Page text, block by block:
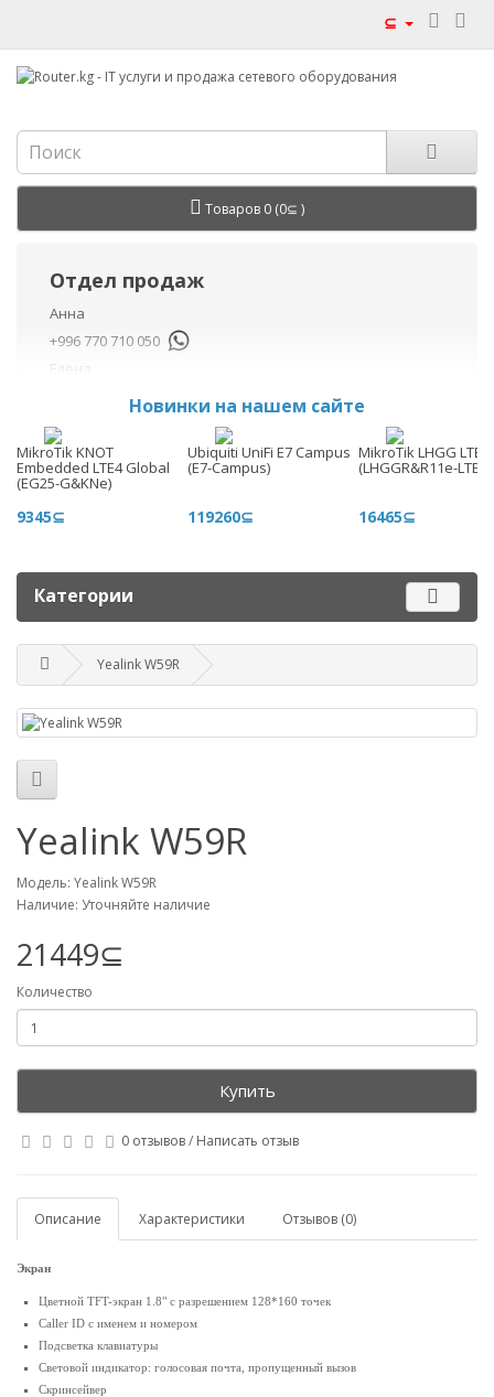
⊆
Товаров 0 (0⊆ )
Наш адрес
г. Бишкек, ул. Матросова, 47
Отдел продаж
Анна
+996 770 710 050
Елена
+996 770 710 040
+996 755 710 050
Данил
+996 775 710 060
Новинки на нашем сайте
MikroTik KNOT
Embedded LTE4 Global
(EG25-G&KNe)
9345⊆
Ubiquiti UniFi E7 Campus
(E7-Campus)
119260⊆
MikroTik LHGG LTE7
(LHGGR&R11e-LTE7)
16465⊆
Категории
Yealink W59R
Yealink W59R
Модель: Yealink W59R
Наличие: Уточняйте наличие
21449⊆
Количество
Купить
0 отзывов/ Написать отзыв
Описание Характеристики Отзывов (0)
Экран
Цветной TFT-экран 1.8" с разрешением 128*160 точек
Caller ID с именем и номером
Подсветка клавиатуры
Световой индикатор: голосовая почта, пропущенный вызов
Скринсейвер